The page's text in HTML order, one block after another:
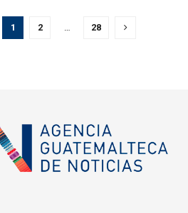
1 2 28